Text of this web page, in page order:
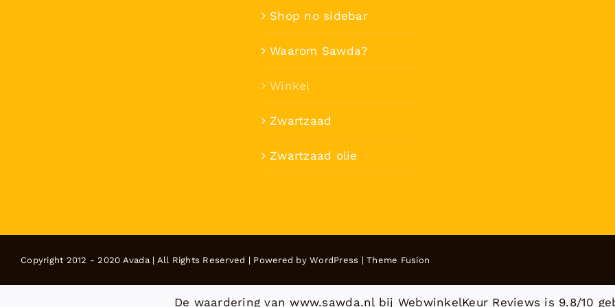
Shop no sidebar
Waarom Sawda?
Winkel
Zwartzaad
Zwartzaad olie
Copyright 2012 - 2020 Avada | All Rights Reserved | Powered byWordPress |Theme Fusion
De waardering van www.sawda.nl bij WebwinkelKeur Reviews is 9.8/10